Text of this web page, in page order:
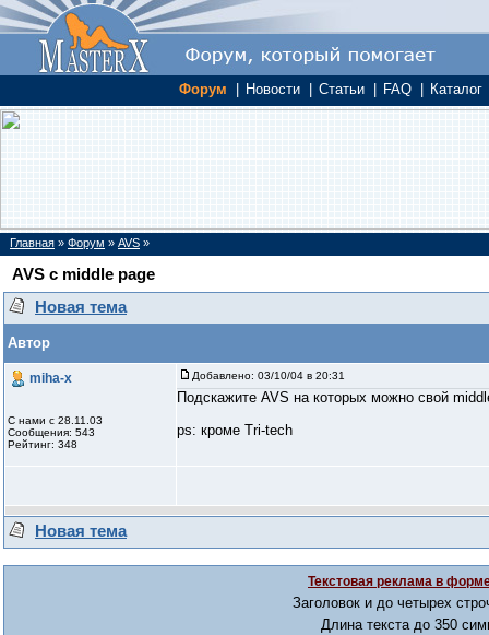
Форум Новости Статьи FAQ Каталог
Главная » Форум » AVS »
AVS c middle page
Новая тема
Автор
miha-x
С нами с 28.11.03
Сообщения: 543
Рейтинг: 348
Добавлено: 03/10/04 в 20:31
Подскажите AVS на которых можно свой
ps: кроме Tri-tech
Новая тема
Текстовая реклама в
Заголовок и до четырех
Длина текста до 350